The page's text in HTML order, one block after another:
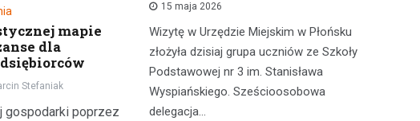
mapie
dla
Stefaniak
gospodarki poprzez
odświętną
To właśnie
i goście miasteczka
15 maja 2026
Wizytę w Urzędzie Miejskim w Płońsku
złożyła dzisiaj grupa uczniów ze Szkoły
Podstawowej nr 3 im. Stanisława
Wyspiańskiego. Sześcioosobowa
delegacja…